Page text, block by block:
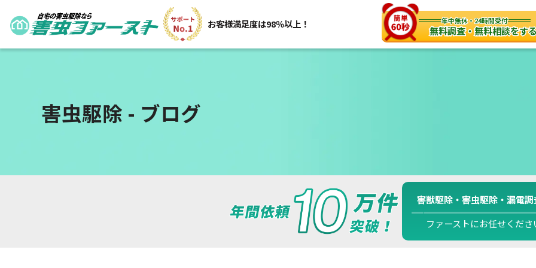
お客様満足度は98％以上！ 年中無休・24時間受付
無料調査・無料相談をす
害虫駆除 - ブログ
害獣駆除・害虫駆除・漏電
ファーストにお任せくださ